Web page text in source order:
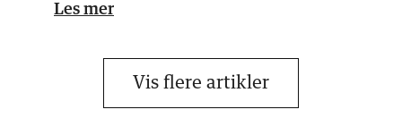
Les mer
Vis flere artikler